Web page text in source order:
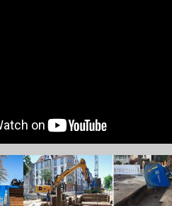
Show larger versionShow